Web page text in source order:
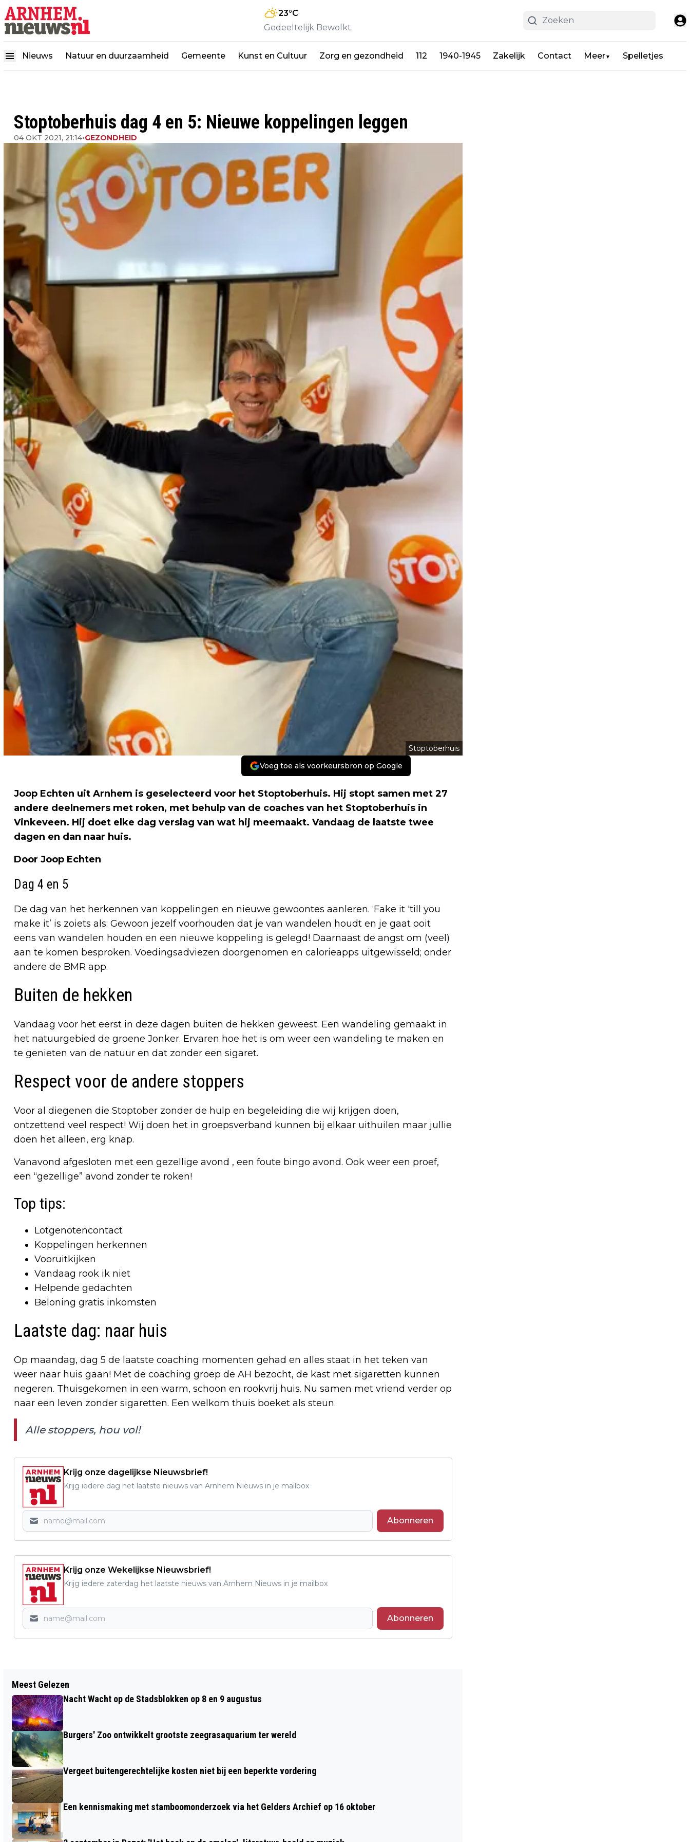
23°C
Gedeeltelijk Bewolkt
Nieuws Natuur en duurzaamheid Gemeente Kunst en Cultuur Zorg en gezondheid 112 1940-1945 Zakelijk Contact Meer▼ Spelletjes
Stoptoberhuis dag 4 en 5: Nieuwe koppelingen leggen
04 OKT 2021, 21:14•GEZONDHEID
Stoptoberhuis
Voeg toe als voorkeursbron op Google
Joop Echten uit Arnhem is geselecteerd voor het Stoptoberhuis. Hij stopt samen met 27
andere deelnemers met roken, met behulp van de coaches van het Stoptoberhuis in
Vinkeveen. Hij doet elke dag verslag van wat hij meemaakt. Vandaag de laatste twee
dagen en dan naar huis.
Door Joop Echten
Dag 4 en 5
De dag van het herkennen van koppelingen en nieuwe gewoontes aanleren. ‘Fake it 'till you
make it’ is zoiets als: Gewoon jezelf voorhouden dat je van wandelen houdt en je gaat ooit
eens van wandelen houden en een nieuwe koppeling is gelegd! Daarnaast de angst om (veel)
aan te komen besproken. Voedingsadviezen doorgenomen en calorieapps uitgewisseld; onder
andere de BMR app.
Buiten de hekken
Vandaag voor het eerst in deze dagen buiten de hekken geweest. Een wandeling gemaakt in
het natuurgebied de groene Jonker. Ervaren hoe het is om weer een wandeling te maken en
te genieten van de natuur en dat zonder een sigaret.
Respect voor de andere stoppers
Voor al diegenen die Stoptober zonder de hulp en begeleiding die wij krijgen doen,
ontzettend veel respect! Wij doen het in groepsverband kunnen bij elkaar uithuilen maar jullie
doen het alleen, erg knap.
Vanavond afgesloten met een gezellige avond , een foute bingo avond. Ook weer een proef,
een “gezellige” avond zonder te roken!
Top tips:
Lotgenotencontact
Koppelingen herkennen
Vooruitkijken
Vandaag rook ik niet
Helpende gedachten
Beloning gratis inkomsten
Laatste dag: naar huis
Op maandag, dag 5 de laatste coaching momenten gehad en alles staat in het teken van
weer naar huis gaan! Met de coaching groep de AH bezocht, de kast met sigaretten kunnen
negeren. Thuisgekomen in een warm, schoon en rookvrij huis. Nu samen met vriend verder op
naar een leven zonder sigaretten. Een welkom thuis boeket als steun.
Alle stoppers, hou vol!
Krijg onze dagelijkse Nieuwsbrief!
Krijg iedere dag het laatste nieuws van Arnhem Nieuws in je mailbox
Abonneren
Krijg onze Wekelijkse Nieuwsbrief!
Krijg iedere zaterdag het laatste nieuws van Arnhem Nieuws in je mailbox
Abonneren
VIERDE EDITIE ARNHEMS
CABARETWEEKEND 6-9 OKTOBER
ZEGGEN ‘JA’ ALS ORGAANDONOR
Meest Gelezen
Nacht Wacht op de Stadsblokken op 8 en 9 augustus
Burgers' Zoo ontwikkelt grootste zeegrasaquarium ter wereld
Vergeet buitengerechtelijke kosten niet bij een beperkte vordering
Een kennismaking met stamboomonderzoek via het Gelders Archief op 16 oktober